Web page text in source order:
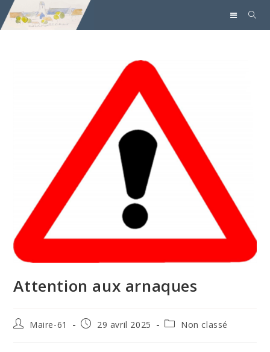
Attention aux arnaques
Maire-61 29 avril 2025 Non classé